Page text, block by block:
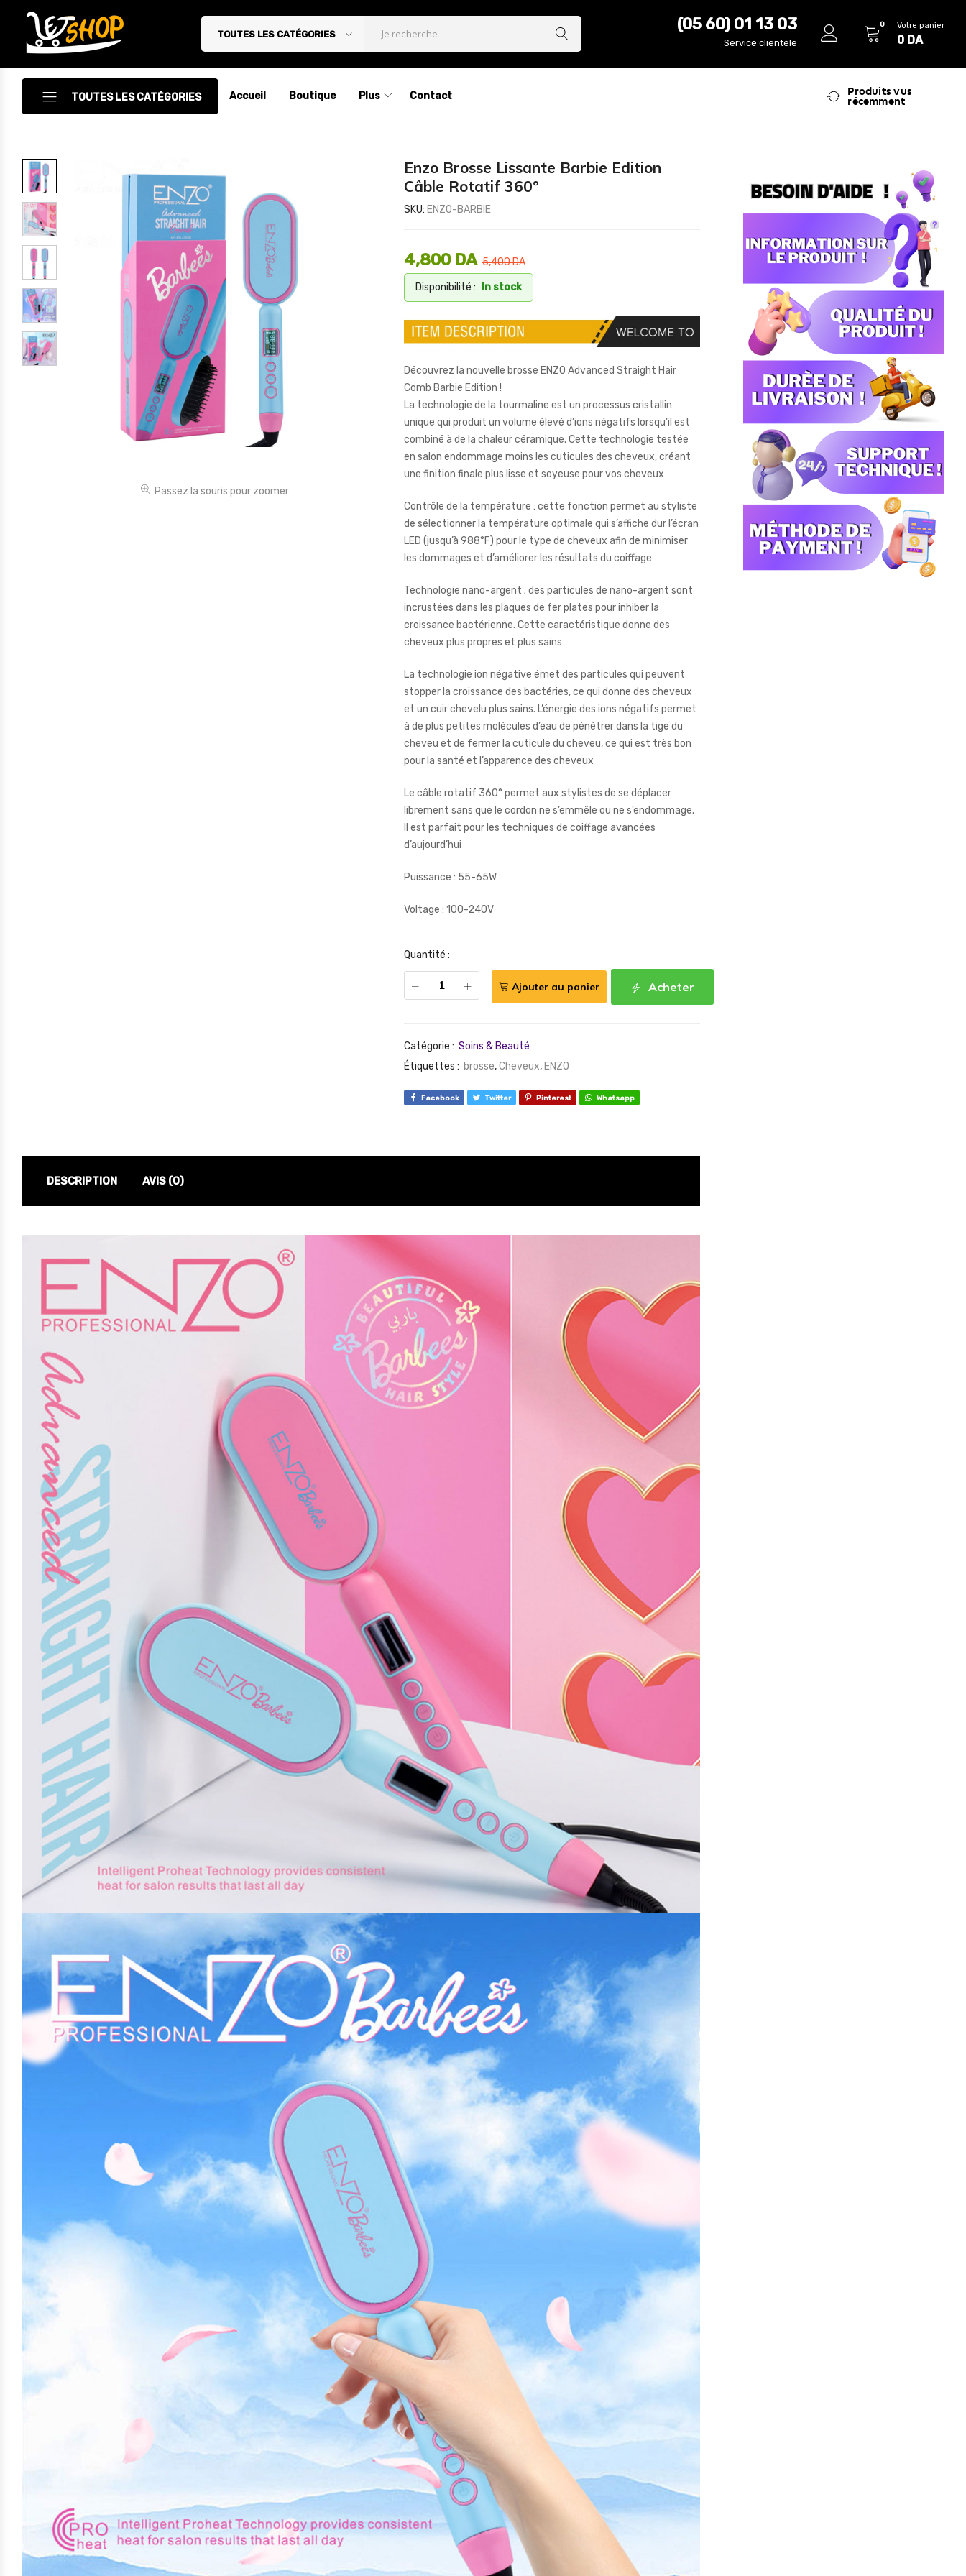
Letshop.dz
TOUTES LES CATÉGORIES
(05 60) 01 13 03
Service clientèle
0 Votre panier
0 DA
TOUTES LES CATÉGORIES
Accessoires
Accessoires Auto/Moto
Accessoires PC
Camping & Randonnée
Cuisine
Décoration
Electroménager
Électronique
Jouets
Outillages & Bricolage
Accueil Boutique Plus Contact
Produits vus
récemment
Passez la souris pour zoomer
Enzo Brosse Lissante Barbie Edition
Câble Rotatif 360°
SKU: ENZO-BARBIE
5,400DA
4,800 DA
Disponibilité : In stock
Découvrez la nouvelle brosse ENZO Advanced Straight Hair
Comb Barbie Edition !
La technologie de la tourmaline est un processus cristallin
unique qui produit un volume élevé d’ions négatifs lorsqu’il est
combiné à de la chaleur céramique. Cette technologie testée
en salon endommage moins les cuticules des cheveux, créant
une finition finale plus lisse et soyeuse pour vos cheveux
Contrôle de la température : cette fonction permet au styliste
de sélectionner la température optimale qui s’affiche dur l’écran
LED (jusqu’à 988°F) pour le type de cheveux afin de minimiser
les dommages et d’améliorer les résultats du coiffage
Technologie nano-argent ; des particules de nano-argent sont
incrustées dans les plaques de fer plates pour inhiber la
croissance bactérienne. Cette caractéristique donne des
cheveux plus propres et plus sains
La technologie ion négative émet des particules qui peuvent
stopper la croissance des bactéries, ce qui donne des cheveux
et un cuir chevelu plus sains. L’énergie des ions négatifs permet
à de plus petites molécules d’eau de pénétrer dans la tige du
cheveu et de fermer la cuticule du cheveu, ce qui est très bon
pour la santé et l’apparence des cheveux
Le câble rotatif 360° permet aux stylistes de se déplacer
librement sans que le cordon ne s’emmêle ou ne s’endommage.
Il est parfait pour les techniques de coiffage avancées
d’aujourd’hui
Puissance : 55-65W
Voltage : 100-240V
Quantité :
Acheter
Ajouter au panier
Catégorie : Soins & Beauté
Étiquettes : brosse,Cheveux, ENZO
Facebook Twitter Pinterest Whatsapp
DESCRIPTION AVIS (0)